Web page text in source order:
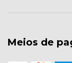
Meios de